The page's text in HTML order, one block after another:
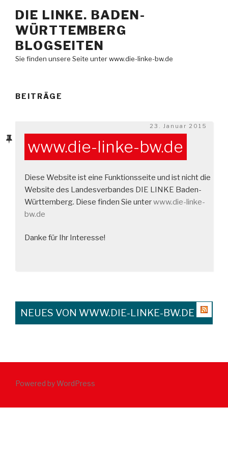
Inhalt
springen
DIE LINKE. BADEN-
WÜRTTEMBERG
BLOGSEITEN
Sie finden unsere Seite unter www.die-linke-bw.de
BEITRÄGE
Veröffentlicht
am
23. Januar 2015
www.die-linke-bw.de
Diese Website ist eine Funktionsseite und ist nicht die
Website des Landesverbandes DIE LINKE Baden-
Württemberg. Diese finden Sie unterwww.die-linke-
bw.de
Danke für Ihr Interesse!
NEUES VON WWW.DIE-LINKE-BW.DE
Powered by WordPress